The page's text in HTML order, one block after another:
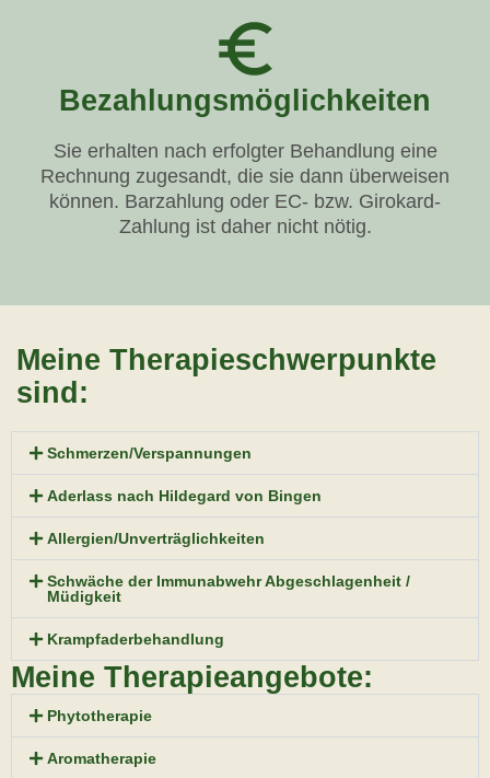
Bezahlungsmöglichkeiten
Sie erhalten nach erfolgter Behandlung eine
Rechnung zugesandt, die sie dann überweisen
können. Barzahlung oder EC- bzw. Girokard-
Zahlung ist daher nicht nötig.
Meine Therapieschwerpunkte
sind:
Schmerzen/Verspannungen
Aderlass nach Hildegard von Bingen
Allergien/Unverträglichkeiten
Schwäche der Immunabwehr Abgeschlagenheit /
Müdigkeit
Krampfaderbehandlung
Meine Therapieangebote:
Phytotherapie
Aromatherapie